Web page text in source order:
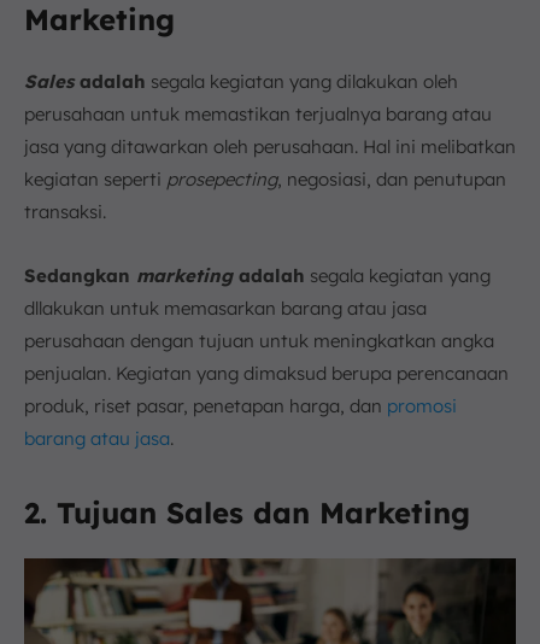
Marketing
Salesadalah segala kegiatan yang dilakukan oleh
perusahaan untuk memastikan terjualnya barang atau
jasa yang ditawarkan oleh perusahaan. Hal ini melibatkan
kegiatan seperti prosepecting, negosiasi, dan penutupan
transaksi.
Sedangkan marketingadalah segala kegiatan yang
dllakukan untuk memasarkan barang atau jasa
perusahaan dengan tujuan untuk meningkatkan angka
penjualan. Kegiatan yang dimaksud berupa perencanaan
produk, riset pasar, penetapan harga, dan promosi
barang atau jasa.
2. Tujuan Sales dan Marketing